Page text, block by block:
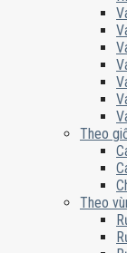
Theo
Theo